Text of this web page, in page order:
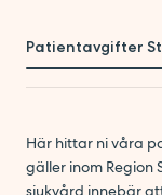
Patientavgifter
Här hittar ni våra
gäller inom Region
sjukvård innebär